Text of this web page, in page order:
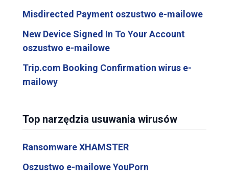
Misdirected Payment oszustwo e-mailowe
New Device Signed In To Your Account
oszustwo e-mailowe
Trip.com Booking Confirmation wirus e-
mailowy
Top narzędzia usuwania wirusów
Ransomware XHAMSTER
Oszustwo e-mailowe YouPorn